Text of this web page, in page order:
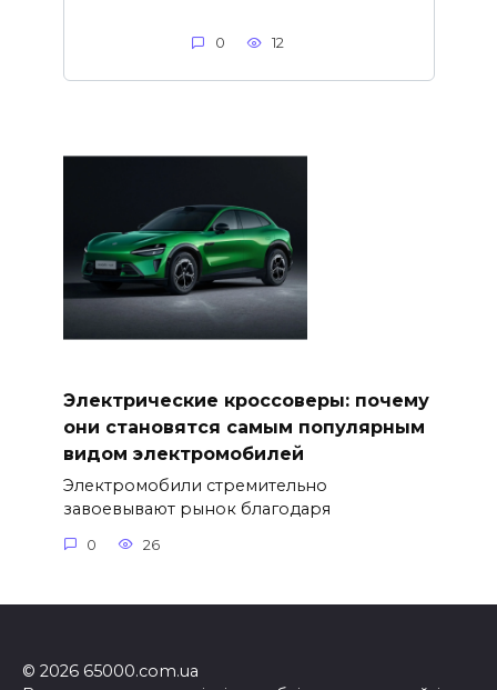
0 12
Электрические кроссоверы: почему
они становятся самым популярным
видом электромобилей
Электромобили стремительно
завоевывают рынок благодаря
0 26
© 2026 65000.com.ua